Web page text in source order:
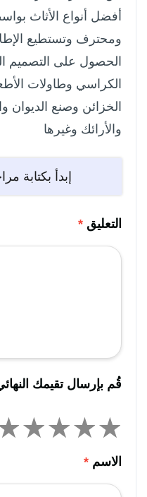
أفضل أنواع الأثاث
ومحترف وتستطيع
الحصول على التصميم
الكراسي وطاولات
الخزائن وصنع
والأرائك وغيرها
إبدأ بكتابة
التعليق *
قُم بإرسال تقيمك
الاسم *